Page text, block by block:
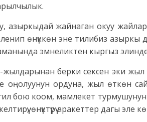
азыркыдай жайнаган окуу
өнүккөн эне тилибиз азыркы
эмнеликтен кыргыз
берки сексен эки
оңолуунун ордуна, жыл өткөн
бою коом, мамлекет турмушунун
өнүктүрүү аракеттер дагы эле